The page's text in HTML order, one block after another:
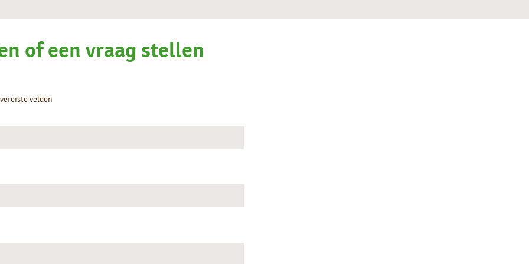
of een vraag stellen
velden